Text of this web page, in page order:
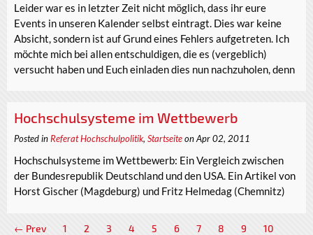
Leider war es in letzter Zeit nicht möglich, dass ihr eure
Events in unseren Kalender selbst eintragt. Dies war keine
Absicht, sondern ist auf Grund eines Fehlers aufgetreten. Ich
möchte mich bei allen entschuldigen, die es (vergeblich)
versucht haben und Euch einladen dies nun nachzuholen, denn
Hochschulsysteme im Wettbewerb
Posted inReferat Hochschulpolitik, Startseiteon Apr 02, 2011
Hochschulsysteme im Wettbewerb: Ein Vergleich zwischen
der Bundesrepublik Deutschland und den USA. Ein Artikel von
Horst Gischer (Magdeburg) und Fritz Helmedag (Chemnitz)
← Prev 1 2 3 4 5 6 7 8 9
10